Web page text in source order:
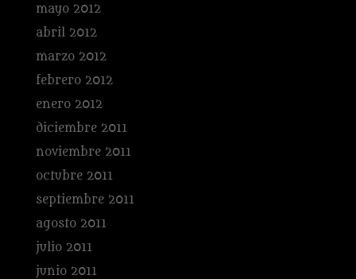
mayo 2012
abril 2012
marzo 2012
febrero 2012
enero 2012
diciembre 2011
noviembre 2011
octubre 2011
septiembre 2011
agosto 2011
julio 2011
junio 2011